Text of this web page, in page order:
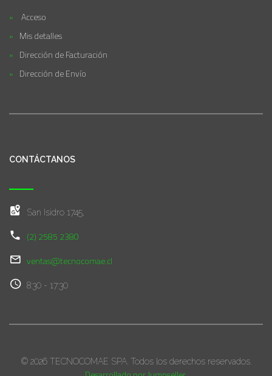
Acceso
Mis detalles
Dirección de Facturación
Dirección de Envío
CONTÁCTANOS
San Isidro 1745,
(2) 2585 2380
ventas@tecnocomae.cl
8:30 - 17:30
© 2026 TECNOCOMAE SPA. Todos los derechos reservados.